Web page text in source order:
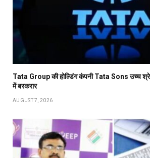
Tata Group की होल्डिंग कंपनी Tata Sons उच्च
में बरकरार
AUGUST 7, 2026